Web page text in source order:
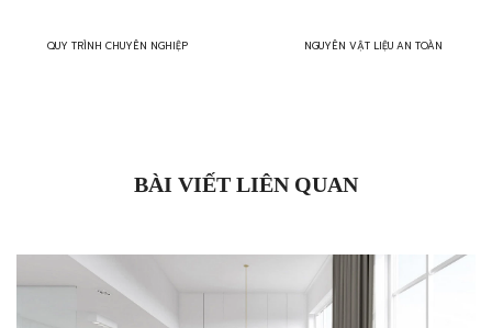
QUY TRÌNH CHUYÊN NGHIỆP NGUYÊN VẬT LIỆU AN TOÀN
BÀI VIẾT LIÊN QUAN